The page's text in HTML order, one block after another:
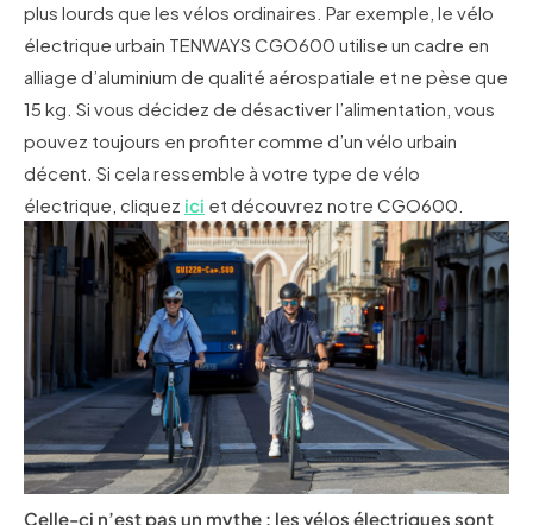
plus lourds que les vélos ordinaires. Par exemple, le vélo
électrique urbain TENWAYS CGO600 utilise un cadre en
alliage d’aluminium de qualité aérospatiale et ne pèse que
15 kg. Si vous décidez de désactiver l’alimentation, vous
pouvez toujours en profiter comme d’un vélo urbain
décent. Si cela ressemble à votre type de vélo
électrique, cliquez ici et découvrez notre CGO600.
Celle-ci n’est pas un mythe : les vélos électriques sont